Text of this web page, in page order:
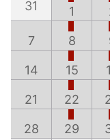
31
1
7 8
14 15
21 22
28 29